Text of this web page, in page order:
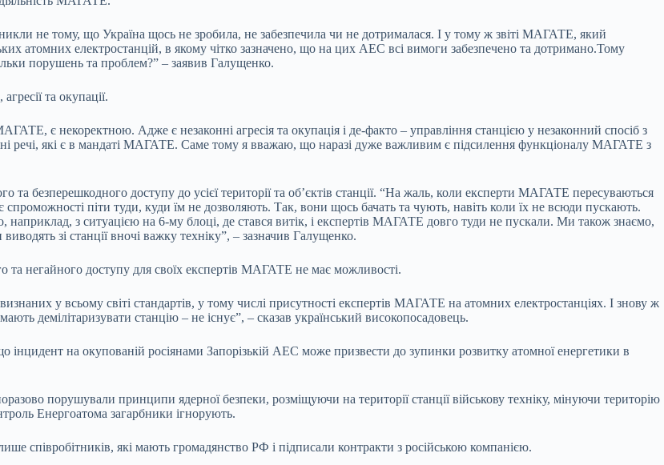
не тому, що Україна щось не зробила, не забезпечила чи не дотрималася. І у тому ж звіті МАГАТЕ, який
атомних електростанцій, в якому чітко зазначено, що на цих АЕС всі вимоги забезпечено та дотримано.Тому
порушень та проблем?” – заявив Галущенко.
та окупації.
є некоректною. Адже є незаконні агресія та окупація і де-факто – управління станцією у незаконний спосіб з
речі, які є в мандаті МАГАТЕ. Саме тому я вважаю, що наразі дуже важливим є підсилення функціоналу МАГАТЕ з
безперешкодного доступу до усієї території та об’єктів станції. “На жаль, коли експерти МАГАТЕ пересуваються
піти туди, куди їм не дозволяють. Так, вони щось бачать та чують, навіть коли їх не всюди пускають.
наприклад, з ситуацією на 6-му блоці, де стався витік, і експертів МАГАТЕ довго туди не пускали. Ми також знаємо,
зі станції вночі важку техніку”, – зазначив Галущенко.
та негайного доступу для своїх експертів МАГАТЕ не має можливості.
у всьому світі стандартів, у тому числі присутності експертів МАГАТЕ на атомних електростанціях. І знову ж
демілітаризувати станцію – не існує”, – сказав український високопосадовець.
на окупованій росіянами Запорізькій АЕС може призвести до зупинки розвитку атомної енергетики в
порушували принципи ядерної безпеки, розміщуючи на території станції військову техніку, мінуючи територію
Енергоатома загарбники ігнорують.
співробітників, які мають громадянство РФ і підписали контракти з російською компанією.